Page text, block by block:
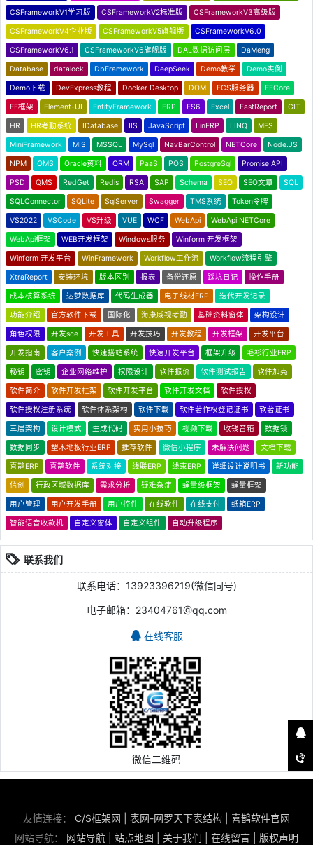
CSFrameworkV1学习版 CSFrameworkV2标准版 CSFrameworkV3高级版
CSFrameworkV4企业版 CSFrameworkV5旗舰版 CSFrameworkV6.0
CSFrameworkV6.1 CSFrameworkV6旗舰版 DAL数据访问层 DaMeng
Database datalock DbFramework DeepSeek Demo教学 Demo实例
Demo下载 DevExpress教程 Docker Desktop DOM ECS服务器 EFCore
EF框架 Element-UI EntityFramework ERP ES6 Excel FastReport GIT
HR HR考勤系统 IDatabase IIS JavaScript LinERP LINQ MES
MiniFramework MIS MSSQL MySql NavBarControl NETCore Node.JS
NPM OMS Oracle资料 ORM PaaS POS PostgreSql Promise API
PSD QMS RedGet Redis RSA SAP Schema SEO SEO文章 SQL
SQLConnector SQLite SqlServer Swagger TMS系统 Token令牌
VS2022 VSCode VS升级 VUE WCF WebApi WebApi NETCore
WebApi框架 WEB开发框架 Windows服务 Winform 开发框架
Winform 开发平台 WinFramework Workflow工作流 Workflow流程引擎
XtraReport 安装环境 版本区别 报表 备份还原 踩坑日记 操作手册
成本核算系统 达梦数据库 代码生成器 电子线材ERP 迭代开发记录
功能介绍 官方软件下载 国际化 海康威视考勤 基础资料窗体 架构设计
角色权限 开发sce 开发工具 开发技巧 开发教程 开发框架 开发平台
开发指南 客户案例 快速搭站系统 快速开发平台 框架升级 毛衫行业ERP
秘钥 密钥 企业网络维护 权限设计 软件报价 软件测试报告 软件加壳
软件简介 软件开发框架 软件开发平台 软件开发文档 软件授权
软件授权注册系统 软件体系架构 软件下载 软件著作权登记证书 软著证书
三层架构 设计模式 生成代码 实用小技巧 视频下载 收钱音箱 数据锁
数据同步 塑木地板行业ERP 推荐软件 微信小程序 未解决问题 文档下载
喜鹊ERP 喜鹊软件 系统对接 线联ERP 线束ERP 详细设计说明书 新功能
信创 行政区域数据库 需求分析 疑难杂症 蝇量级框架 蝇量框架
用户管理 用户开发手册 用户控件 在线软件 在线支付 纸箱ERP
智能语音收款机 自定义窗体 自定义组件 自动升级程序
联系我们
联系电话：13923396219(微信同号)
电子邮箱：23404761@qq.com
在线客服
微信二维码
友情连接： C/S框架网 表网-网罗天下表结构
喜鹊软件官网
网站导航： 网站导航 站点地图 关于我们 在线留言 版权声明